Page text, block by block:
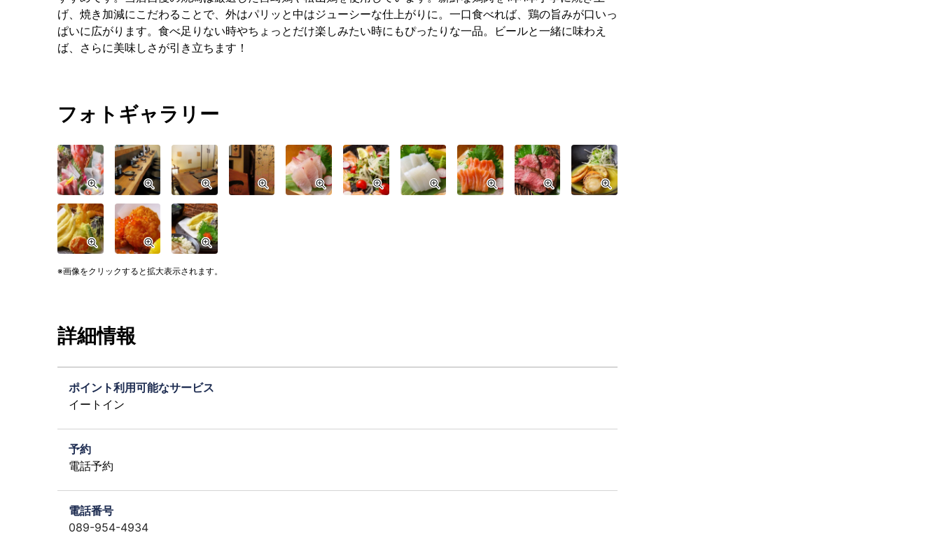
げ、焼き加減にこだわることで、外はパリッと中はジューシーな仕上がりに。一口食べれば、鶏の旨みが口いっ
ぱいに広がります。食べ足りない時やちょっとだけ楽しみたい時にもぴったりな一品。ビールと一緒に味わえ
ば、さらに美味しさが引き立ちます！
フォトギャラリー
画像をクリックすると拡大表示されます。
詳細情報
ポイント利用可能なサービス
イートイン
予約
電話予約
電話番号
089-954-4934